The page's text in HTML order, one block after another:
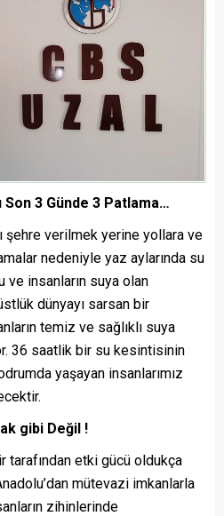
3 Günde 3 Patlama…
şehre verilmek yerine yollara ve
nedeniyle yaz aylarında su
ve insanların suya olan
dünyayı sarsan bir
temiz ve sağlıklı suya
36 saatlik bir su kesintisinin
yaşayan insanlarımız
gibi Değil !
tarafından etki gücü oldukça
mütevazi imkanlarla
zihinlerinde